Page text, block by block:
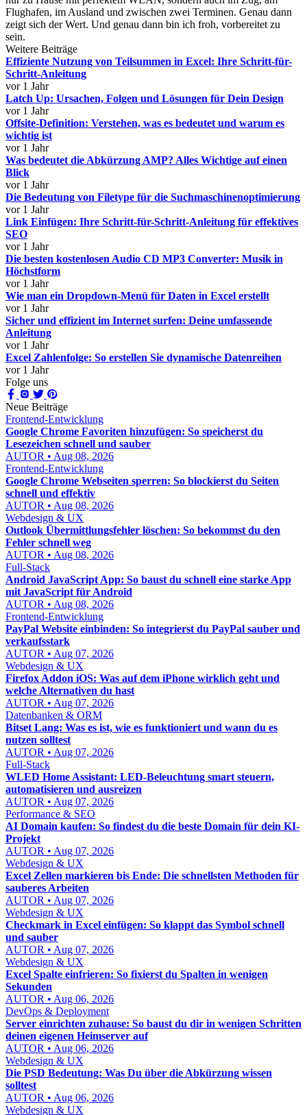
Flughafen, im Ausland und zwischen zwei Terminen. Genau dann
zeigt sich der Wert. Und genau dann bin ich froh, vorbereitet zu
sein.
Weitere Beiträge
Effiziente Nutzung von Teilsummen in Excel: Ihre Schritt-für-
Schritt-Anleitung
vor 1 Jahr
Latch Up: Ursachen, Folgen und Lösungen für Dein Design
vor 1 Jahr
Offsite-Definition: Verstehen, was es bedeutet und warum es
wichtig ist
vor 1 Jahr
Was bedeutet die Abkürzung AMP? Alles Wichtige auf einen
Blick
vor 1 Jahr
Die Bedeutung von Filetype für die Suchmaschinenoptimierung
vor 1 Jahr
Link Einfügen: Ihre Schritt-für-Schritt-Anleitung für effektives
SEO
vor 1 Jahr
Die besten kostenlosen Audio CD MP3 Converter: Musik in
Höchstform
vor 1 Jahr
Wie man ein Dropdown-Menü für Daten in Excel erstellt
vor 1 Jahr
Sicher und effizient im Internet surfen: Deine umfassende
Anleitung
vor 1 Jahr
Excel Zahlenfolge: So erstellen Sie dynamische Datenreihen
vor 1 Jahr
Folge uns
Neue Beiträge
Frontend-Entwicklung
Google Chrome Favoriten hinzufügen: So speicherst du
Lesezeichen schnell und sauber
AUTOR • Aug 08, 2026
Frontend-Entwicklung
Google Chrome Webseiten sperren: So blockierst du Seiten
schnell und effektiv
AUTOR • Aug 08, 2026
Webdesign & UX
Outlook Übermittlungsfehler löschen: So bekommst du den
Fehler schnell weg
AUTOR • Aug 08, 2026
Full-Stack
Android JavaScript App: So baust du schnell eine starke App
mit JavaScript für Android
AUTOR • Aug 08, 2026
Frontend-Entwicklung
PayPal Website einbinden: So integrierst du PayPal sauber und
verkaufsstark
AUTOR • Aug 07, 2026
Webdesign & UX
Firefox Addon iOS: Was auf dem iPhone wirklich geht und
welche Alternativen du hast
AUTOR • Aug 07, 2026
Datenbanken & ORM
Bitset Lang: Was es ist, wie es funktioniert und wann du es
nutzen solltest
AUTOR • Aug 07, 2026
Full-Stack
WLED Home Assistant: LED-Beleuchtung smart steuern,
automatisieren und ausreizen
AUTOR • Aug 07, 2026
Performance & SEO
AI Domain kaufen: So findest du die beste Domain für dein KI-
Projekt
AUTOR • Aug 07, 2026
Webdesign & UX
Excel Zellen markieren bis Ende: Die schnellsten Methoden für
sauberes Arbeiten
AUTOR • Aug 07, 2026
Webdesign & UX
Checkmark in Excel einfügen: So klappt das Symbol schnell
und sauber
AUTOR • Aug 07, 2026
Webdesign & UX
Excel Spalte einfrieren: So fixierst du Spalten in wenigen
Sekunden
AUTOR • Aug 06, 2026
DevOps & Deployment
Server einrichten zuhause: So baust du dir in wenigen Schritten
deinen eigenen Heimserver auf
AUTOR • Aug 06, 2026
Webdesign & UX
Die PSD Bedeutung: Was Du über die Abkürzung wissen
solltest
AUTOR • Aug 06, 2026
Webdesign & UX